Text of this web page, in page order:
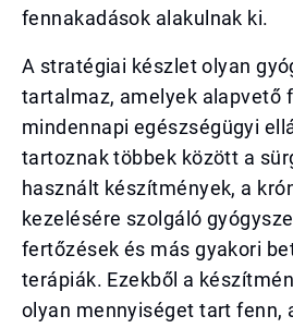
fennakadások alakulnak ki.
A stratégiai készlet olyan
tartalmaz, amelyek alapvető
mindennapi egészségügyi
tartoznak többek között a
használt készítmények, a
kezelésére szolgáló
fertőzések és más gyakori
terápiák. Ezekből a
olyan mennyiséget tart fenn,